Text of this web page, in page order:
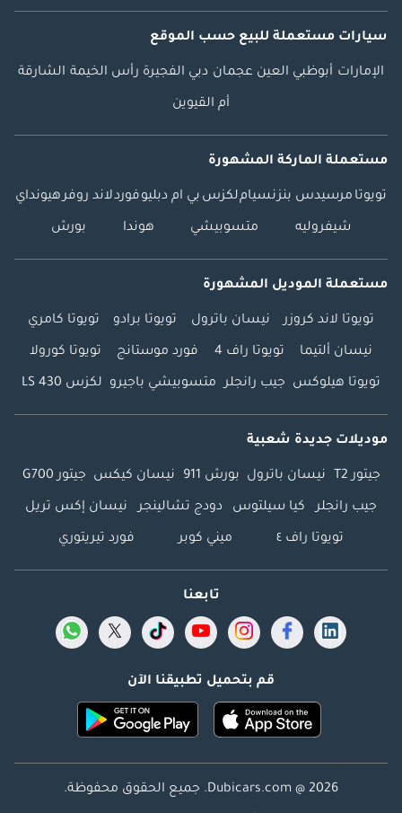
سيارات مستعملة للبيع حسب الموقع
الإمارات أبوظبي العين عجمان دبي الفجيرة رأس الخيمة الشارقة
أم القيوين
مستعملة الماركة المشهورة
تويوتا مرسيدس بنزنسياملكزس بي ام دبليوفوردلاند روفرهيونداي
شيفروليه متسوبيشي هوندا بورش
مستعملة الموديل المشهورة
تويوتا لاند كروزر نيسان باترول تويوتا برادو تويوتا كامري
نيسان ألتيما تويوتا راف 4 فورد موستانج تويوتا كورولا
تويوتا هيلوكس جيب رانجلر متسوبيشي باجيرو لكزس LS 430
موديلات جديدة شعبية
جيتور T2 نيسان باترول بورش 911 نيسان كيكس جيتور G700
جيب رانجلر كيا سيلتوس دودج تشالينجر نيسان إكس تريل
تويوتا راف ٤ ميني كوبر فورد تيريتوري
تابعنا
قم بتحميل تطبيقنا الآن
Dubicars.com @ 2026. جميع الحقوق محفوظة.